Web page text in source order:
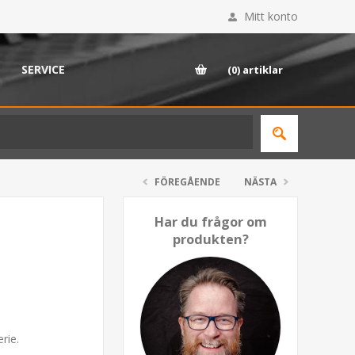
Mitt konto
SERVICE (0) artiklar
FÖREGÅENDE NÄSTA
Har du frågor om
produkten?